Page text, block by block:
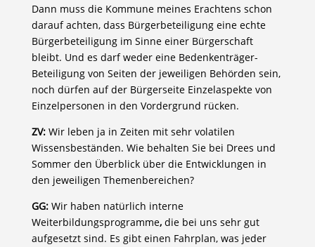
Dann muss die Kommune meines Erachtens schon
darauf achten, dass Bürgerbeteiligung eine echte
Bürgerbeteiligung im Sinne einer Bürgerschaft
bleibt. Und es darf weder eine Bedenkenträger-
Beteiligung von Seiten der jeweiligen Behörden sein,
noch dürfen auf der Bürgerseite Einzelaspekte von
Einzelpersonen in den Vordergrund rücken.
ZV: Wir leben ja in Zeiten mit sehr volatilen
Wissensbeständen. Wie behalten Sie bei Drees und
Sommer den Überblick über die Entwicklungen in
den jeweiligen Themenbereichen?
GG: Wir haben natürlich interne
Weiterbildungsprogramme, die bei uns sehr gut
aufgesetzt sind. Es gibt einen Fahrplan, was jeder